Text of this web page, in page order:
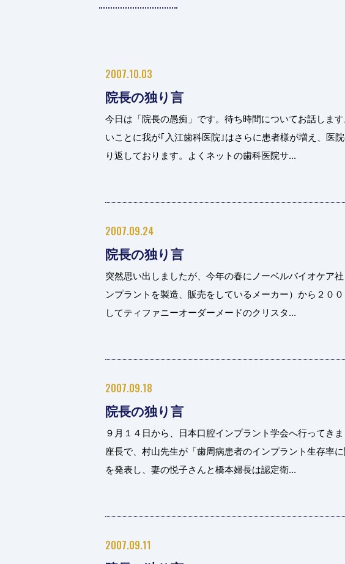
2007.10.03
院長の独り言
今日は「院長の愚痴」です。待ち時間についてお話しま
いことに我が｢入江歯科医院｣はさらに患者様が増え、医
り返しております。よくネットの歯科医院サ...
2007.09.24
院長の独り言
突然思い出しましたが、今年の春にノーベルバイオケア
ンプラントを製造、販売をしているメーカー）から２０
してティファニーオーダーメードのクリスタ...
2007.09.18
院長の独り言
９月１４日から、日本口腔インプラント学会へ行ってき
座長で、村山先生が「歯周病患者のインプラント生存率
を発表し、妻の悦子さんと橋本婦長は認定衛...
2007.09.11